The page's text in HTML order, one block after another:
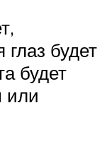
будет
будет
или